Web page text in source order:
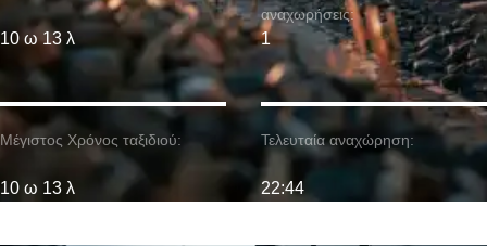
10 ω 13 λ
Μέγιστος Χρόνος ταξιδιού:
10 ω 13 λ
αναχωρήσεις:
1
Τελευταία αναχώρηση:
22:44